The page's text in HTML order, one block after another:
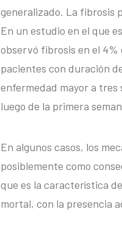
generalizado. La fibrosis
En un estudio en el que
observó fibrosis en el 4%
pacientes con duración
enfermedad mayor a
luego de la primera
En algunos casos, los
posiblemente como
que es la característica
mortal, con la presencia